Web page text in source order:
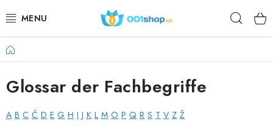
Inhalt
DOPLŇKY STRAVY
KOSMETIKA
SPORT
Startseite
Glossar der Fachbegriffe
A B C Č D E G H I J K L M O P Q R S T V Z Ž